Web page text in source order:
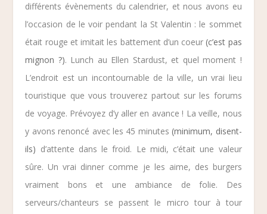
différents évènements du calendrier, et nous avons eu
l’occasion de le voir pendant la St Valentin : le sommet
était rouge et imitait les battement d’un coeur (c’est pas
mignon ?). Lunch au Ellen Stardust, et quel moment !
L’endroit est un incontournable de la ville, un vrai lieu
touristique que vous trouverez partout sur les forums
de voyage. Prévoyez d’y aller en avance ! La veille, nous
y avons renoncé avec les 45 minutes (minimum, disent-
ils) d’attente dans le froid. Le midi, c’était une valeur
sûre. Un vrai dinner comme je les aime, des burgers
vraiment bons et une ambiance de folie. Des
serveurs/chanteurs se passent le micro tour à tour